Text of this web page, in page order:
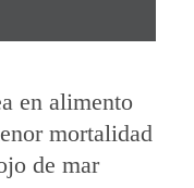
en alimento
mortalidad
de mar